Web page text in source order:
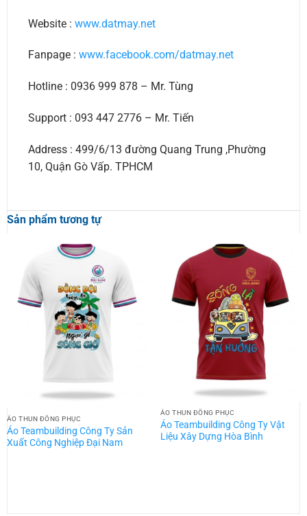
Website : www.datmay.net
Fanpage : www.facebook.com/datmay.net
Hotline : 0936 999 878 – Mr. Tùng
Support : 093 447 2776 – Mr. Tiến
Address : 499/6/13 đường Quang Trung ,Phường
10, Quận Gò Vấp. TPHCM
Sản phẩm tương tự
ÁO THUN ĐỒNG PHỤC
Áo Teambuilding Công Ty Sản
Xuất Công Nghiệp Đại Nam
ÁO THUN ĐỒNG PHỤC
Áo Teambuilding Công Ty Vật
Liệu Xây Dựng Hòa Bình